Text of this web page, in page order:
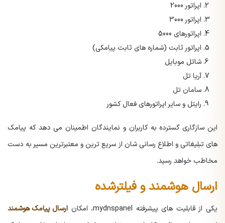
اپراتور 2000
اپراتور 3000
اپراتورهای 5000
اپراتور ثابت (شماره های ثابت پیامکی)
شاتل موبایل
آریا تل
سامان تل
رایتل و سایر اپراتورهای فعال کشور
این سازگاری گسترده به کاربران و نمایندگان اطمینان می دهد که پیامک
های تبلیغاتی و اطلاع رسانی شان از سریع ترین و معتبرترین مسیر به دست
مخاطب خواهد رسید.
ارسال هوشمند و فیلترشده
یکی از قابلیت های پیشرفته mydnspanel، امکان
ارسال پیامک هوشمند